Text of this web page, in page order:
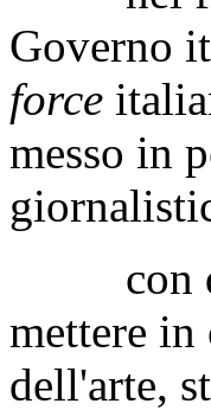
stesse
nel
Governo
messo in